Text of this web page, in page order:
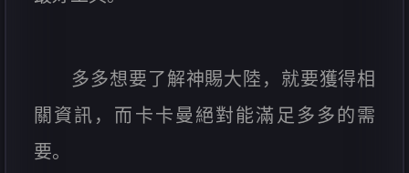
多多想要了解神賜大陸，就要獲得相
關資訊，而卡卡曼絕對能滿足多多的需
要。